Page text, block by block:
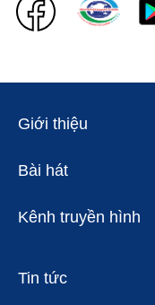
Giới thiệu
Bài hát
Kênh truyền hình
Tin tức